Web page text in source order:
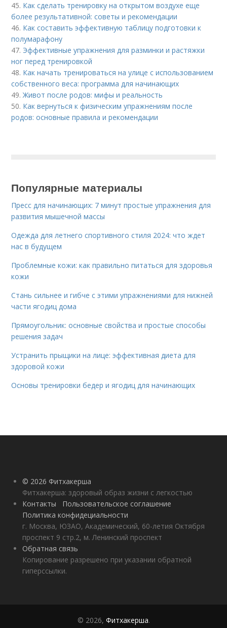
45. Как сделать тренировку на открытом воздухе еще
более результативной: советы и рекомендации
46. Как составить эффективную таблицу подготовки к
полумарафону
47. Эффективные упражнения для разминки и растяжки
ног перед тренировкой
48. Как начать тренироваться на улице с использованием
собственного веса: программа для начинающих
49.Живот после родов: мифы и реальность
50. Как вернуться к физическим упражнениям после
родов: основные правила и рекомендации
Популярные материалы
Пресс для начинающих: 7 минут простые упражнения для
развития мышечной массы
Одежда для летнего спортивного стиля 2024: что ждет
нас в будущем
Проблемные кожи: как правильно питаться для здоровья
кожи
Стань сильнее и гибче с этими упражнениями для нижней
части ягодиц дома
Прямоугольник: основные свойства и простые способы
решения задач
Устранить прыщики на лице: эффективная диета для
здоровой кожи
Основы тренировки бедер и ягодиц для начинающих
© 2026 Фитхакерша
Фитхакерша: здоровый образ жизни с легкостью
Контакты
Пользовательское соглашение
Политика конфидециальности
г. Москва, ЮЗАО, Академический, 60-летия Октября
проспект 9 стр.2, м. Ленинский проспект
Обратная связь
Копирование разрешено при указании обратной
гиперссылки.
© 2026, Фитхакерша.